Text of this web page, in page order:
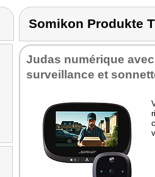
Somikon Produkte
Judas numé­rique
sur­veillance et